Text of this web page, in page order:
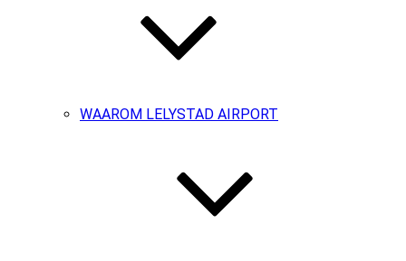
WAAROM LELYSTAD AIRPORT